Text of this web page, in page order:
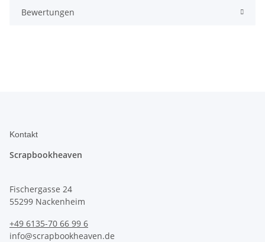
Bewertungen
Kontakt
Scrapbookheaven
Fischergasse 24
55299 Nackenheim
+49 6135-70 66 99 6
info@scrapbookheaven.de